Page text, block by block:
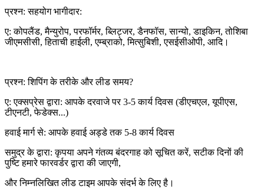
प्रश्न: सहयोग भागीदार:
ए: कोपलैंड, मैन्युरोप, परफॉर्मर, ब्लिट्जर, डैनफॉस, सान्यो, डाइकिन, तोशिबा
जीएमसीसी, हिताची हाईली, एम्ब्राको, मित्सुबिशी, एसईसीओपी, आदि।
प्रश्न: शिपिंग के तरीके और लीड समय?
ए: एक्सप्रेस द्वारा: आपके दरवाजे पर 3-5 कार्य दिवस (डीएचएल, यूपीएस,
टीएनटी, फेडेक्स...)
हवाई मार्ग से: आपके हवाई अड्डे तक 5-8 कार्य दिवस
समुद्र के द्वारा: कृपया अपने गंतव्य बंदरगाह को सूचित करें, सटीक दिनों की
पुष्टि हमारे फारवर्डर द्वारा की जाएगी,
और निम्नलिखित लीड टाइम आपके संदर्भ के लिए है।